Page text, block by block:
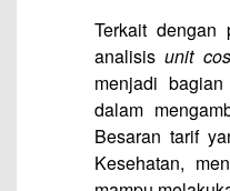
Terkait dengan
analisisunit
menjadi
dalam
Besaran tarif
Kesehatan,